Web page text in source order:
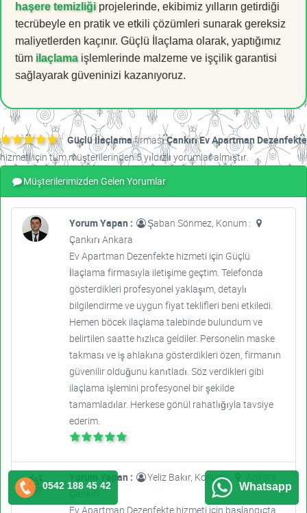
haşere temizliği projelerinde, ekibimiz yılların getirdiği
tecrübeyle en pratik ve etkili çözümleri sunarak gereksiz
maliyetlerden kaçınır. Güçlü İlaçlama olarak, yaptığımız
tüm ilaçlamaişlemlerinde malzeme ve işçilik garantisi
sağlayarak güveninizi kazanıyoruz.
Güçlü İlaçlamafirmasıÇankırı Ev Apartman Dezenfekte
hizmeti için tüm müşterilerinden 5 yıldızlı yorumlar almıştır.
Müşterilerimizden Gelen Yorumlar
Yorum Yapan :
Şaban Sönmez, Konum :
Çankırı Ankara
Ev Apartman Dezenfekte hizmeti için Güçlü
İlaçlama firmasıyla iletişime geçtim. Telefonda
gösterdikleri profesyonel yaklaşım, detaylı
bilgilendirme ve uygun fiyat teklifleri beni etkiledi.
Hemen böcek ilaçlama talebinde bulundum ve
belirtilen saatte hızlıca geldiler. Personelin maske
takması ve iş ahlakına gösterdikleri özen, firmanın
güvenilir olduğunu kanıtladı. Söz verdikleri gibi
ilaçlama işlemini profesyonel bir şekilde
tamamladılar. Herkese gönül rahatlığıyla tavsiye
ederim.
Yorum Yapan : Yeliz Bakır, Konum :
Ev Apartman Dezenfekte hizmeti için başlangıçta
0542 188 45 42 Whatsapp